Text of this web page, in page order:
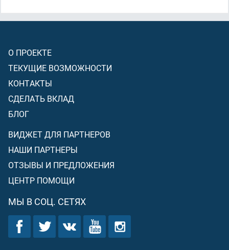
О ПРОЕКТЕ
ТЕКУЩИЕ ВОЗМОЖНОСТИ
КОНТАКТЫ
СДЕЛАТЬ ВКЛАД
БЛОГ
ВИДЖЕТ ДЛЯ ПАРТНЕРОВ
НАШИ ПАРТНЕРЫ
ОТЗЫВЫ И ПРЕДЛОЖЕНИЯ
ЦЕНТР ПОМОЩИ
МЫ В СОЦ. СЕТЯХ